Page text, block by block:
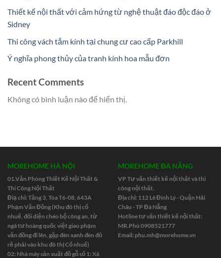
Thiết kế nội thất với cảm hứng từ nghệ thuật đáo độc đáo ở
Sidney
Thi công vách tắm kính tại chung cư cao cấp Parkhill
Ý nghĩa phong thủy của tranh kính hoa mẫu đơn
Recent Comments
Không có bình luận nào để hiển thị.
MOREHOME HÀ NỘI
01.Văn Phòng Thiết Kế Nội Thất &
Thi Công Nội Thất
Điạ chỉ: Tầng 3, Tòa T6-08, 643A
Phạm Văn Đồng (Khu đô thị cổ
nhuế, đối diện chéo bộ công an, từ
ngã tư hoàng quốc việt giao phạm
văn đồng đi lên, gặp đèn xanh đèn đỏ
rẽ phải vào khu đô thị Cổ nhuế)
02: Nhà máy sản xuất đồ gỗ số 1: Xã
MOREHOME ĐÀ NẴNG
VP Tư vấn thiết kế nội thất và thi
công nội thất.
Địa chỉ: 112 Lê Đình Lý - Quận Hải
Châu - TP Đà Nẵng
Hotline tư vấn thiết kế nội thất:
MR.Phú 0908521777
Email: phu.mh@morehome.vn